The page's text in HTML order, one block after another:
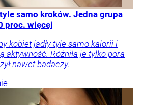
samo kroków. Jedna grupa
proc. więcej
kobiet jadły tyle samo kalorii i
aktywność. Różniła je tylko pora
nawet badaczy.